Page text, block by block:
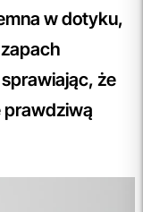
w dotyku,
że
prawdziwą